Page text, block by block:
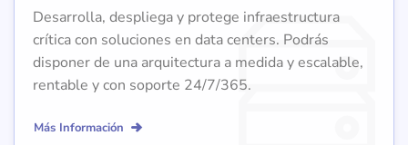
Desarrolla, despliega y protege infraestructura
crítica con soluciones en data centers. Podrás
disponer de una arquitectura a medida y escalable,
rentable y con soporte 24/7/365.
Más Información